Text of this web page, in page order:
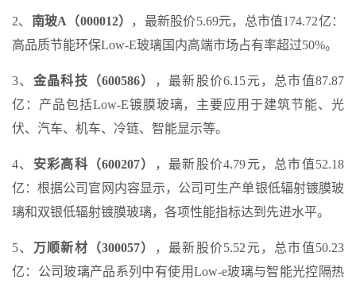
2、 南玻A（000012）
，最新股价5.69元，总市值174.72亿：
高品质节能环保Low-E玻璃国内高端市场占有率超过50%。
3、 金晶科技（600586）
，最新股价6.15元，总市值87.87
亿：产品包括Low-E镀膜玻璃，主要应用于建筑节能、光
伏、汽车、机车、冷链、智能显示等。
4、 安彩高科（600207）
，最新股价4.79元，总市值52.18
亿：根据公司官网内容显示，公司可生产单银低辐射镀膜玻
璃和双银低辐射镀膜玻璃，各项性能指标达到先进水平。
5、 万顺新材（300057）
，最新股价5.52元，总市值50.23
亿：公司玻璃产品系列中有使用Low-e玻璃与智能光控隔热